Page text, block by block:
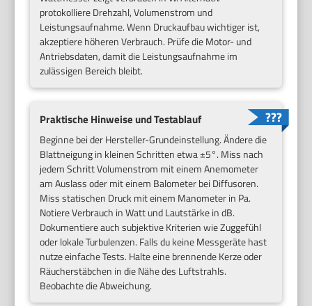
protokolliere Drehzahl, Volumenstrom und
Leistungsaufnahme. Wenn Druckaufbau wichtiger ist,
akzeptiere höheren Verbrauch. Prüfe die Motor- und
Antriebsdaten, damit die Leistungsaufnahme im
zulässigen Bereich bleibt.
Praktische Hinweise und Testablauf
Beginne bei der Hersteller-Grundeinstellung. Ändere die
Blattneigung in kleinen Schritten etwa ±5°. Miss nach
jedem Schritt Volumenstrom mit einem Anemometer
am Auslass oder mit einem Balometer bei Diffusoren.
Miss statischen Druck mit einem Manometer in Pa.
Notiere Verbrauch in Watt und Lautstärke in dB.
Dokumentiere auch subjektive Kriterien wie Zuggefühl
oder lokale Turbulenzen. Falls du keine Messgeräte hast
nutze einfache Tests. Halte eine brennende Kerze oder
Räucherstäbchen in die Nähe des Luftstrahls.
Beobachte die Abweichung.